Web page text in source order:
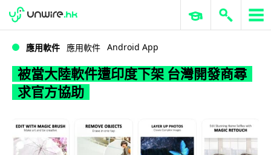
WWDC 2026 ERP 與商業 AI
應用軟件 應用軟件 Android App
被當大陸軟件遭印度下架 台灣開發商尋
求官方協助